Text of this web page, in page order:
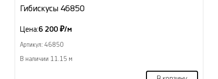
Гибискусы 46850
Цена:6 200 ₽/м
Артикул: 46850
В наличии 11.15 м